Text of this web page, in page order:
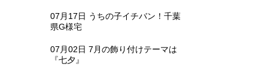
07月17日 うちの子イチバン！千葉
県G様宅
07月02日 7月の飾り付けテーマは
『七夕』